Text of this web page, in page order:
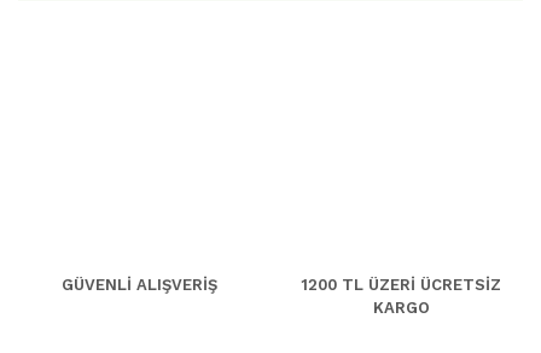
GÜVENLİ ALIŞVERİŞ
1200 TL ÜZERİ ÜCRETSİZ
KARGO